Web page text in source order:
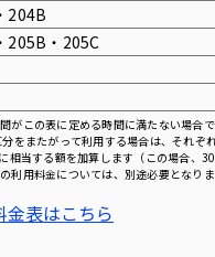
204B
205B・205C
がこの表に定める時間に満たない場合
をまたがって利用する場合は、それぞ
相当する額を加算します（この場合、
利用料金については、別途必要となりま
金表はこちら